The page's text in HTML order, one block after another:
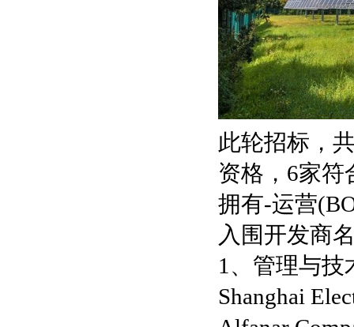
此轮招标，
资格，6家符
拥有-运营
入围开发商
1、管理与技
Shanghai